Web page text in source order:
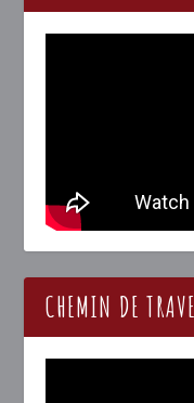
CHEMIN DE